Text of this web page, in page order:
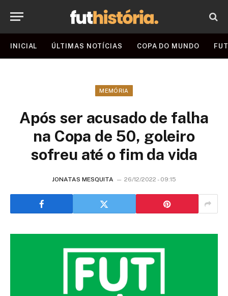
INICIAL ÚLTIMAS NOTÍCIAS COPA DO MUNDO
MEMÓRIA
Após ser acusado de falha
na Copa de 50, goleiro
sofreu até o fim da vida
JONATAS MESQUITA 26/12/2022 - 09:15